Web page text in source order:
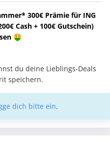
300€ Prämie für ING
Cash + 100€ Gutschein)
🤑
du deine Lieblings-Deals
speichern.
dich bitte ein.